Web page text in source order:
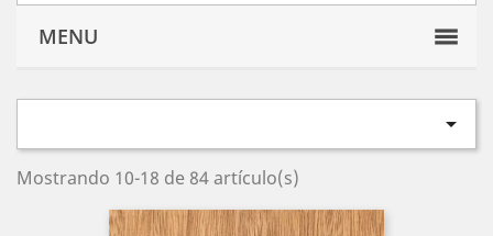
MENU

Mostrando 10-18 de 84 artículo(s)